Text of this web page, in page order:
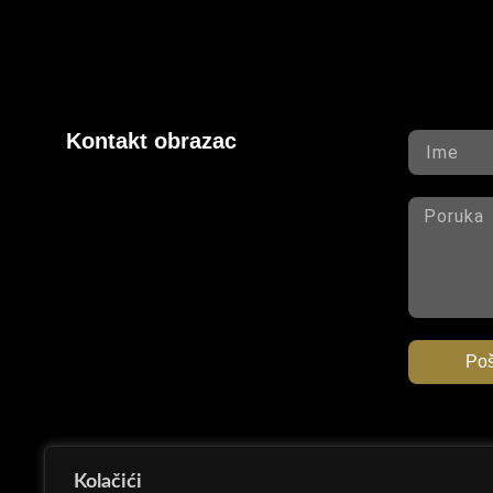
Kolačići
Kontakt obrazac